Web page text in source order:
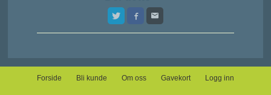
Forside Bli kunde Om oss Gavekort Logg inn